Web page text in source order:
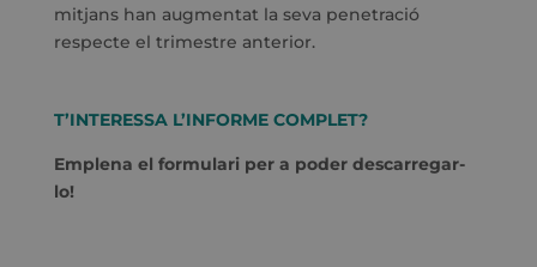
mitjans han augmentat la seva penetració
respecte el trimestre anterior.
T’INTERESSA L’INFORME COMPLET?
Emplena el formulari per a poder descarregar-
lo!